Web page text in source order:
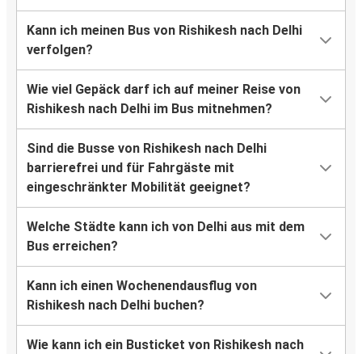
Kann ich meinen Bus von Rishikesh nach Delhi
verfolgen?
Wie viel Gepäck darf ich auf meiner Reise von
Rishikesh nach Delhi im Bus mitnehmen?
Sind die Busse von Rishikesh nach Delhi
barrierefrei und für Fahrgäste mit
eingeschränkter Mobilität geeignet?
Welche Städte kann ich von Delhi aus mit dem
Bus erreichen?
Kann ich einen Wochenendausflug von
Rishikesh nach Delhi buchen?
Wie kann ich ein Busticket von Rishikesh nach